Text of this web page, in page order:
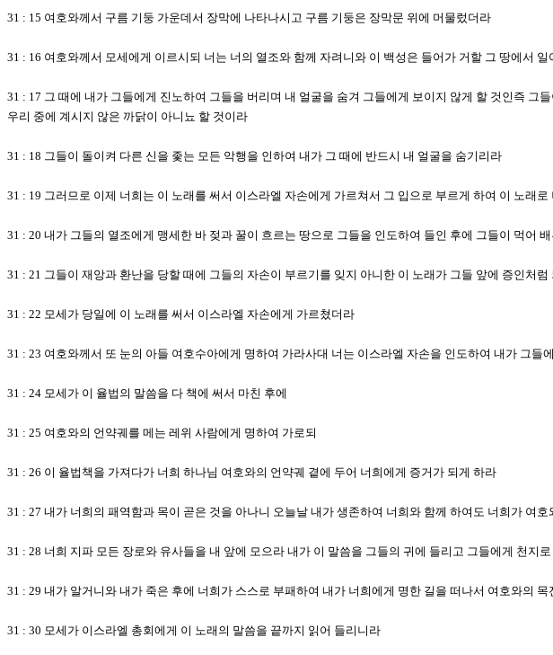
31 : 15 여호와께서 구름 기둥 가운데서 장막에 나타나시고 구름 기둥은 장막문 위에 머물렀더라
31 : 16 여호와께서 모세에게 이르시되 너는 너의 열조와 함께 자려니와 이 백성은 들어가 거할 그 땅에서
31 : 17 그 때에 내가 그들에게 진노하여 그들을 버리며 내 얼굴을 숨겨 그들에게 보이지 않게 할 것인즉
우리 중에 계시지 않은 까닭이 아니뇨 할 것이라
31 : 18 그들이 돌이켜 다른 신을 좇는 모든 악행을 인하여 내가 그 때에 반드시 내 얼굴을 숨기리라
31 : 19 그러므로 이제 너희는 이 노래를 써서 이스라엘 자손에게 가르쳐서 그 입으로 부르게 하여 이 노래
31 : 20 내가 그들의 열조에게 맹세한 바 젖과 꿀이 흐르는 땅으로 그들을 인도하여 들인 후에 그들이 먹어
31 : 21 그들이 재앙과 환난을 당할 때에 그들의 자손이 부르기를 잊지 아니한 이 노래가 그들 앞에 증인처
31 : 22 모세가 당일에 이 노래를 써서 이스라엘 자손에게 가르쳤더라
31 : 23 여호와께서 또 눈의 아들 여호수아에게 명하여 가라사대 너는 이스라엘 자손을 인도하여 내가 그
31 : 24 모세가 이 율법의 말씀을 다 책에 써서 마친 후에
31 : 25 여호와의 언약궤를 메는 레위 사람에게 명하여 가로되
31 : 26 이 율법책을 가져다가 너희 하나님 여호와의 언약궤 곁에 두어 너희에게 증거가 되게 하라
31 : 27 내가 너희의 패역함과 목이 곧은 것을 아나니 오늘날 내가 생존하여 너희와 함께 하여도 너희가 여
31 : 28 너희 지파 모든 장로와 유사들을 내 앞에 모으라 내가 이 말씀을 그들의 귀에 들리고 그들에게 천지
31 : 29 내가 알거니와 내가 죽은 후에 너희가 스스로 부패하여 내가 너희에게 명한 길을 떠나서 여호와의
31 : 30 모세가 이스라엘 총회에게 이 노래의 말씀을 끝까지 읽어 들리니라